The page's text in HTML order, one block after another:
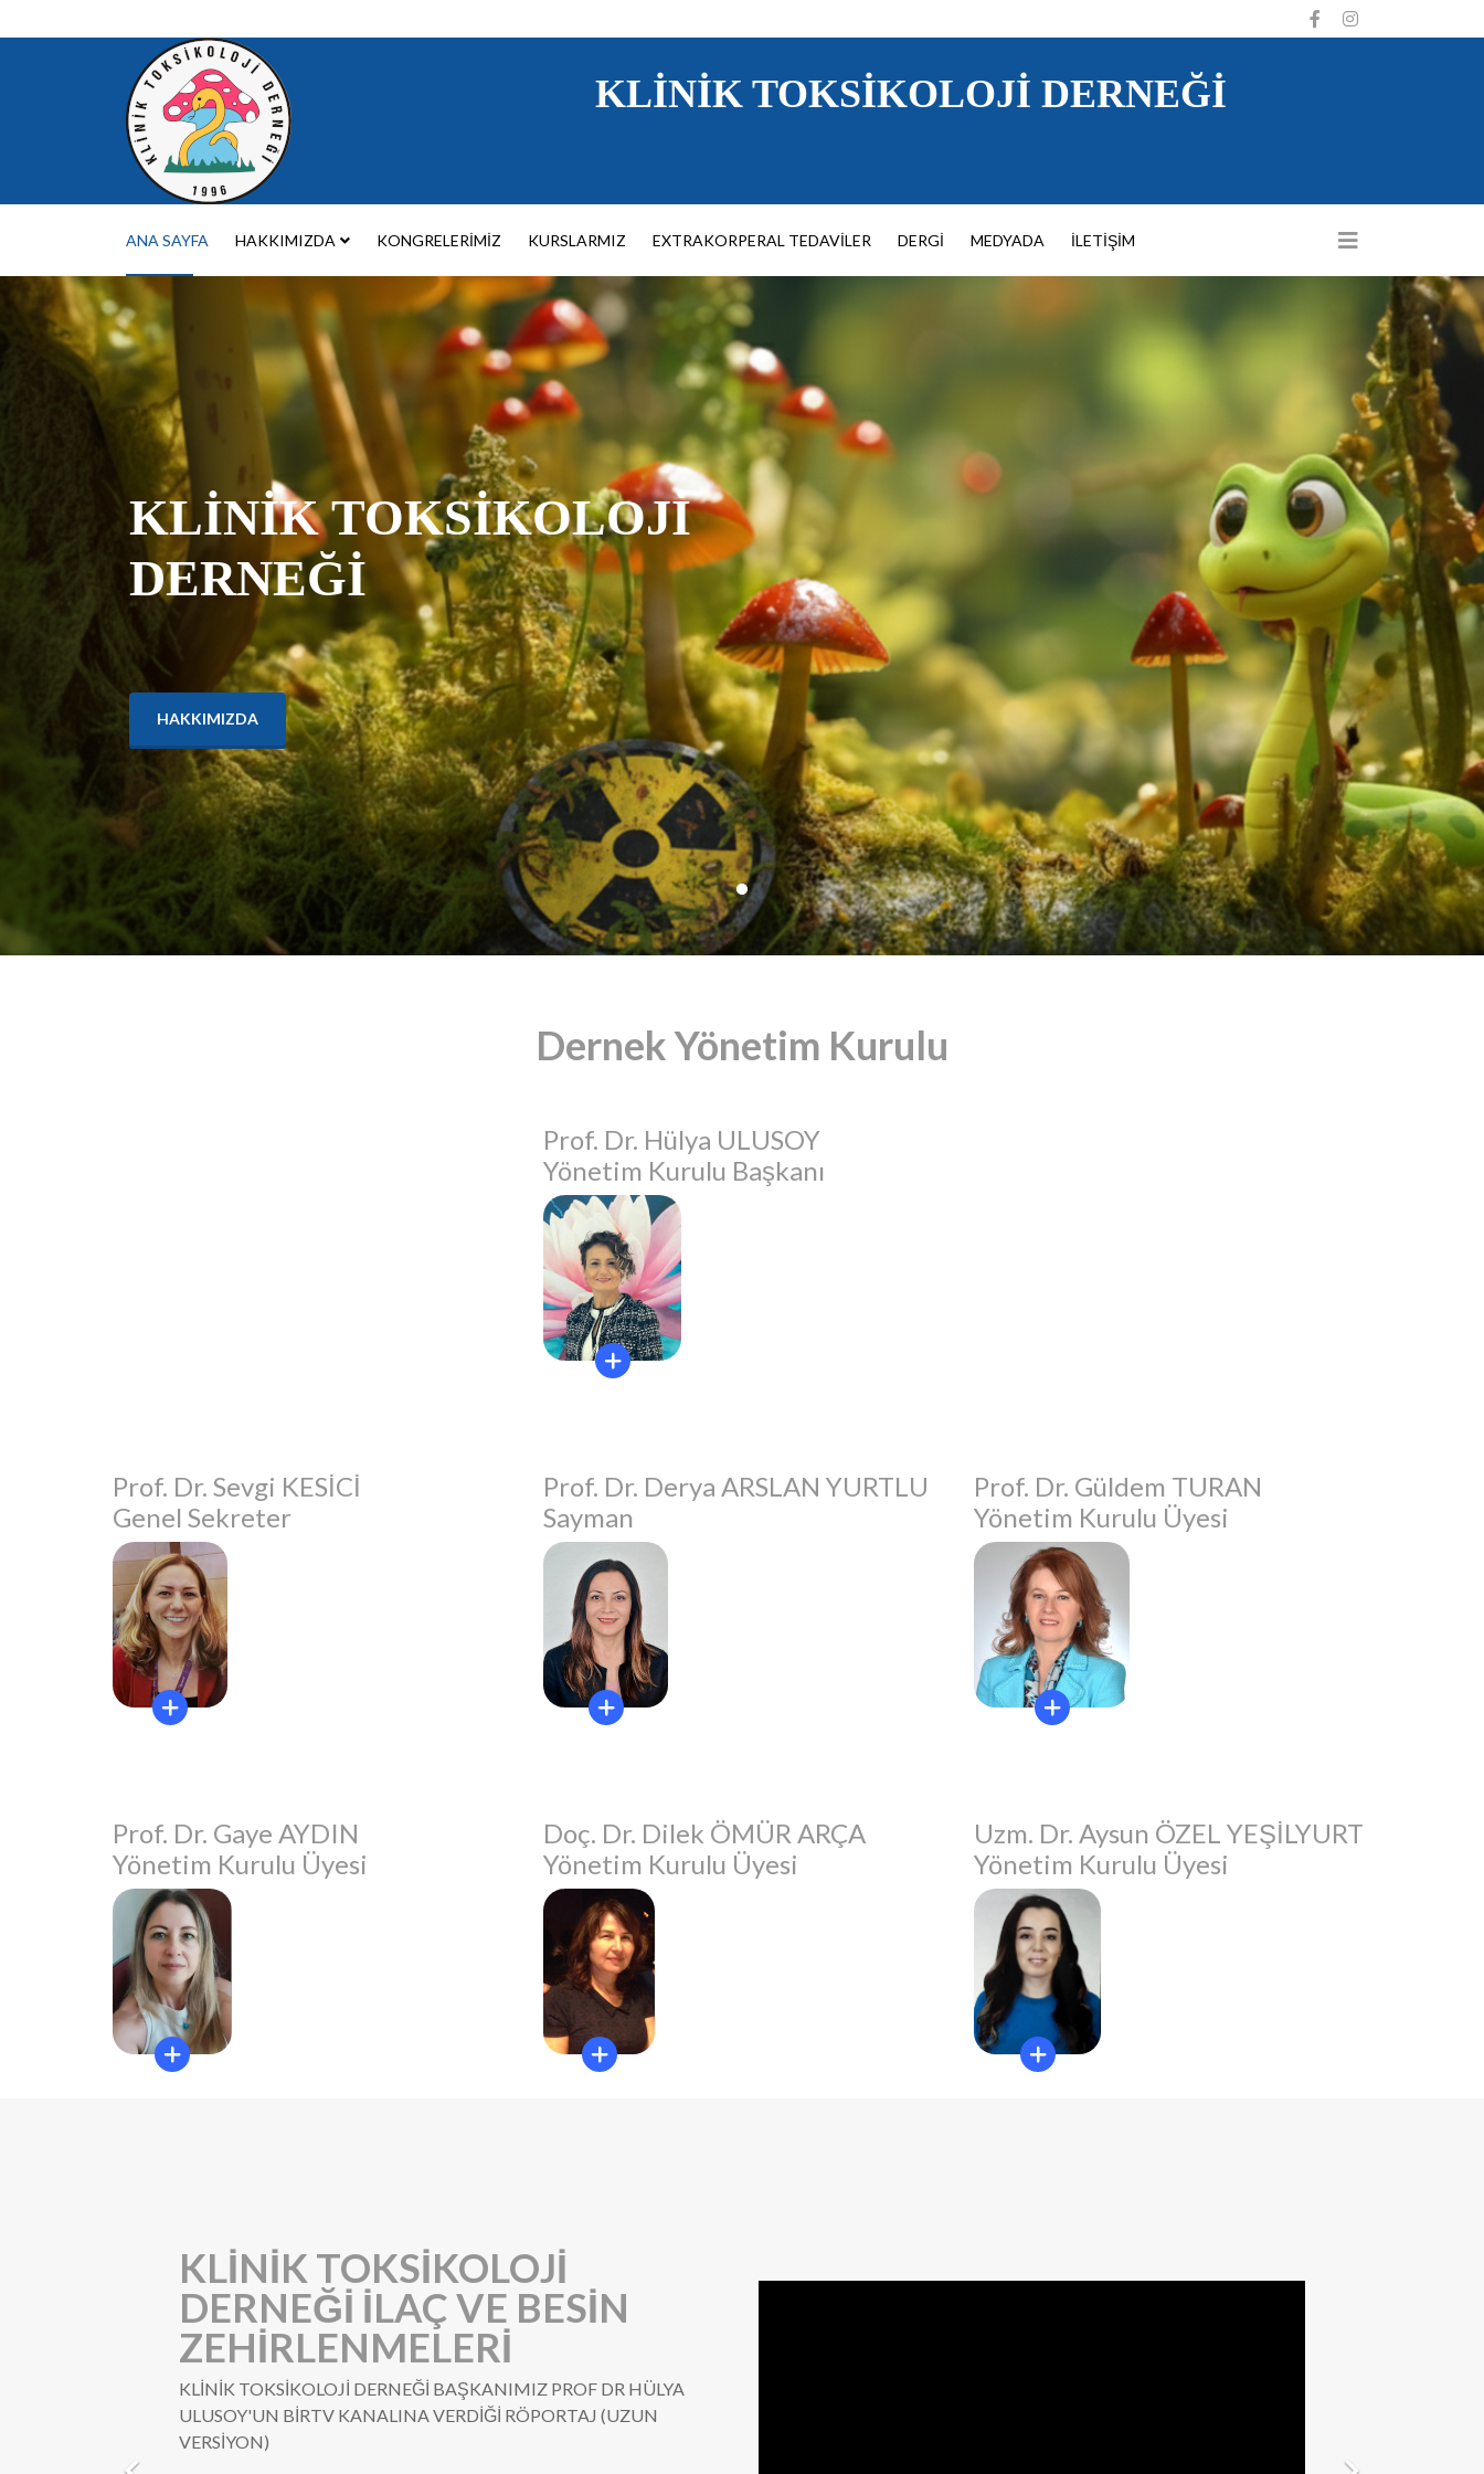
KLINIK TOKSIKOLOJI DERNEĞI
ANA SAYFA HAKKIMIZDA KONGRELERIMIZ KURSLARMIZ EXTRAKORPERAL TEDAVILER DERGI MEDYADA İLETIŞIM
KLİNİK TOKSİKOLOJİ
DERNEĞİ
HAKKIMIZDA
Dernek Yönetim Kurulu
Prof. Dr. Hülya ULUSOY
Yönetim Kurulu Başkanı
Prof. Dr. Sevgi KESİCİ
Genel Sekreter
Prof. Dr. Derya ARSLAN YURTLU
Sayman
Prof. Dr. Güldem TURAN
Yönetim Kurulu Üyesi
Prof. Dr. Gaye AYDIN
Yönetim Kurulu Üyesi
Doç. Dr. Dilek ÖMÜR ARÇA
Yönetim Kurulu Üyesi
Uzm. Dr. Aysun ÖZEL YEŞİLYURT
Yönetim Kurulu Üyesi
KLİNİK TOKSİKOLOJİ
DERNEĞİ İLAÇ VE BESİN
ZEHİRLENMELERİ
KLİNİK TOKSİKOLOJİ DERNEĞİ BAŞKANIMIZ PROF DR HÜLYA
ULUSOY'UN BİRTV KANALINA VERDİĞİ RÖPORTAJ (UZUN
VERSİYON)